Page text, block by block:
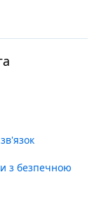
з безпечною